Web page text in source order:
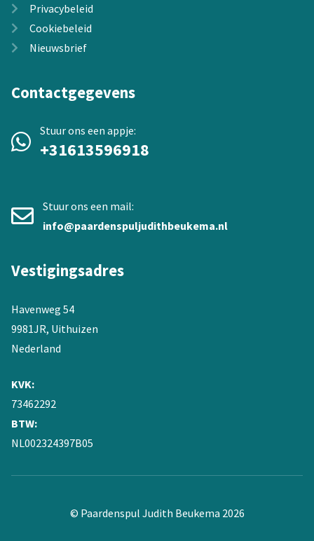
Privacybeleid
Cookiebeleid
Nieuwsbrief
Contactgegevens
Stuur ons een appje:
+31613596918
Stuur ons een mail:
info@paardenspuljudithbeukema.nl
Vestigingsadres
Havenweg 54
9981JR, Uithuizen
Nederland
KVK:
73462292
BTW:
NL002324397B05
© Paardenspul Judith Beukema 2026